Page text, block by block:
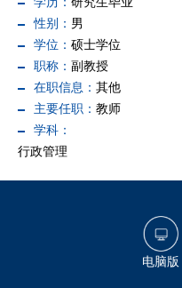
性别： 男
学位： 硕士学位
职称： 副教授
在职信息： 其他
主要任职： 教师
学科：
行政管理
电脑版